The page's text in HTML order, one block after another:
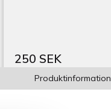
250 SEK
Produktinformation